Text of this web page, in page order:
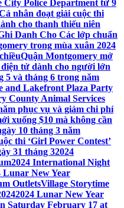
City Police Department từ 9
nhân đoạt giải cuộc thi
cho thanh thiếu niên
Danh Cho Các lớp chuẩn
trong mùa xuân 2024
Quận Montgomery mở
điện tử dành cho người lớn
5 và tháng 6 trong năm
and Lakefront Plaza Party
County Animal Services
phục vụ và giảm chi phí
xuống $10 mà không cần
10 tháng 3 năm
thi ‘Girl Power Contest’
31 tháng 32024
2024 International Night
Lunar New Year
OutletsVillage Storytime
2024 Lunar New Year
Saturday February 17 at